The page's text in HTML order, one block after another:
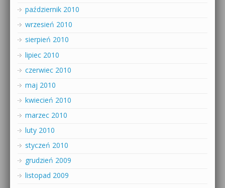
październik 2010
wrzesień 2010
sierpień 2010
lipiec 2010
czerwiec 2010
maj 2010
kwiecień 2010
marzec 2010
luty 2010
styczeń 2010
grudzień 2009
listopad 2009